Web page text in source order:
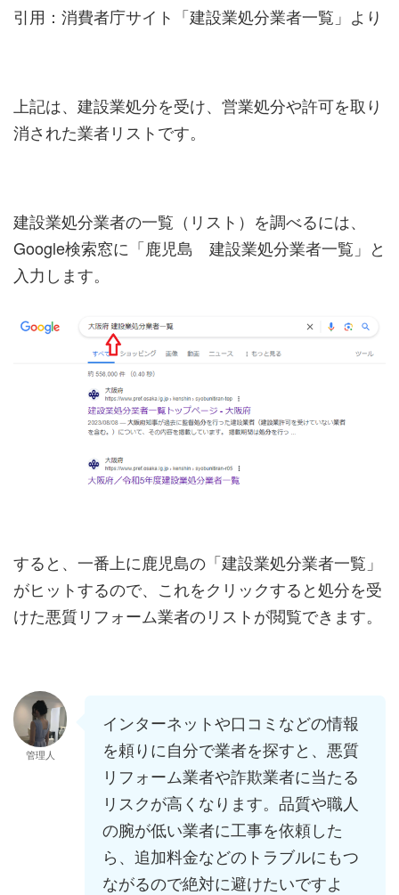
引用：消費者庁サイト「建設業処分業者一覧」より
上記は、建設業処分を受け、営業処分や許可を取り
消された業者リストです。
建設業処分業者の一覧（リスト）を調べるには、
Google検索窓に「鹿児島 建設業処分業者一覧」と
入力します。
すると、一番上に鹿児島の「建設業処分業者一覧」
がヒットするので、これをクリックすると処分を受
けた悪質リフォーム業者のリストが閲覧できます。
管理人
インターネットや口コミなどの情報
を頼りに自分で業者を探すと、悪質
リフォーム業者や詐欺業者に当たる
リスクが高くなります。品質や職人
の腕が低い業者に工事を依頼した
ら、追加料金などのトラブルにもつ
ながるので絶対に避けたいですよ